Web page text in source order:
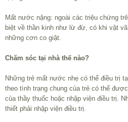
Mất nước nặng: ngoài các triệu chứng
biệt về thần kinh như lừ đừ, có khi vật
những cơn co giật.
Chăm sóc tại nhà thế nào?
Những trẻ mất nước nhẹ có thể điều trị
theo tình trạng chung của trẻ có thể
của thầy thuốc hoặc nhập viện điều trị.
thiết phải nhập viện điều trị.